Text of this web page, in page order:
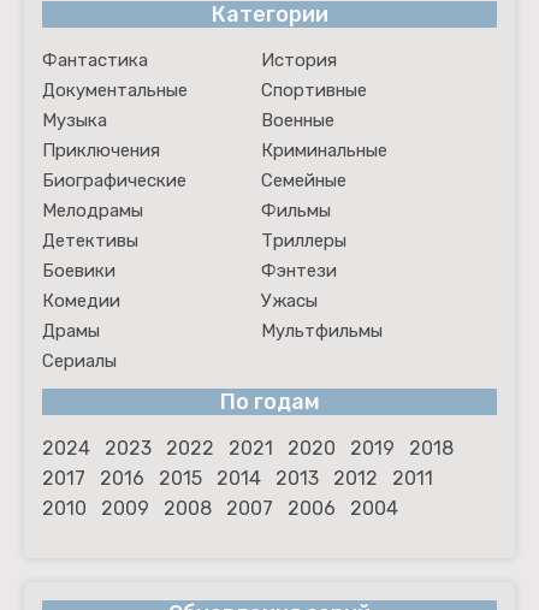
Категории
Фантастика
История
Документальные
Спортивные
Музыка
Военные
Приключения
Криминальные
Биографические
Семейные
Мелодрамы
Фильмы
Детективы
Триллеры
Боевики
Фэнтези
Комедии
Ужасы
Драмы
Мультфильмы
Сериалы
По годам
2024 2023 2022 2021 2020 2019
2018
2017
2016 2015 2014 2013 2012
2011
2010
2009 2008 2007 2006 2004